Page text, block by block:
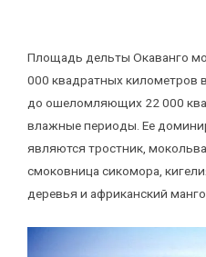
Площадь дельты Окаванго
000 квадратных километров
до ошеломляющих 22 000
влажные периоды. Ее
являются тростник,
смоковница сикомора,
деревья и африканский